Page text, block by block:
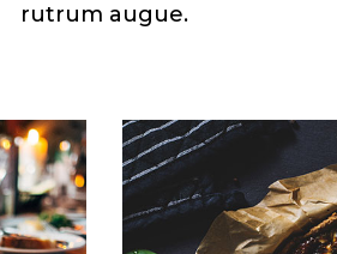
rutrum augue.